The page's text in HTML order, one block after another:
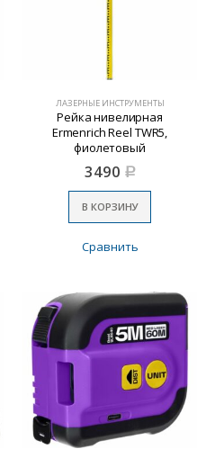
ЛАЗЕРНЫЕ ИНСТРУМЕНТЫ
Рейка нивелирная
Ermenrich Reel TWR5,
фиолетовый
3490 Р
В КОРЗИНУ
Сравнить